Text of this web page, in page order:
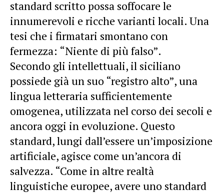
standard scritto possa soffocare le
innumerevoli e ricche varianti locali. Una
tesi che i firmatari smontano con
fermezza: “Niente di più falso”.
Secondo gli intellettuali, il siciliano
possiede già un suo “registro alto”, una
lingua letteraria sufficientemente
omogenea, utilizzata nel corso dei secoli e
ancora oggi in evoluzione. Questo
standard, lungi dall’essere un’imposizione
artificiale, agisce come un’ancora di
salvezza. “Come in altre realtà
linguistiche europee, avere uno standard